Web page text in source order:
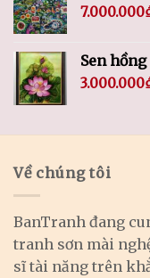
7.000.000
Sen hồng
3.000.000
Về chúng tôi
BanTranh đang
tranh sơn mài
sĩ tài năng trên